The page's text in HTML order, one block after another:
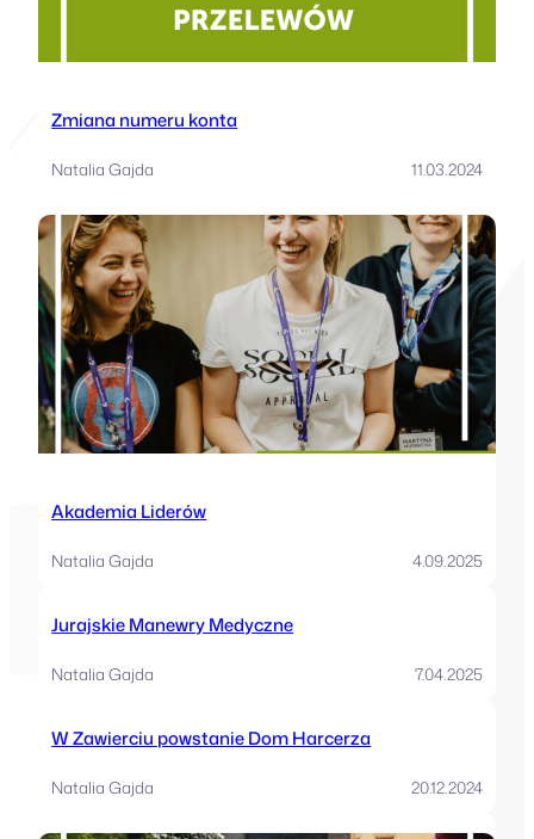
Zmiana numeru konta
Natalia Gajda 11.03.2024
Akademia Liderów
Natalia Gajda 4.09.2025
Jurajskie Manewry Medyczne
Natalia Gajda 7.04.2025
W Zawierciu powstanie Dom Harcerza
Natalia Gajda 20.12.2024